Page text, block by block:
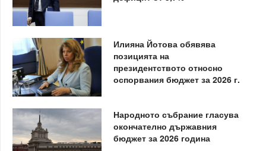
Илияна Йотова обявява
позицията на
президентството относно
оспорвания бюджет за 2026 г.
Народното събрание гласува
окончателно държавния
бюджет за 2026 година